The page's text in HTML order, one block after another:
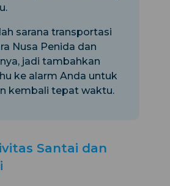
sarana transportasi
Nusa Penida dan
jadi tambahkan
ke alarm Anda untuk
kembali tepat waktu.
Santai dan